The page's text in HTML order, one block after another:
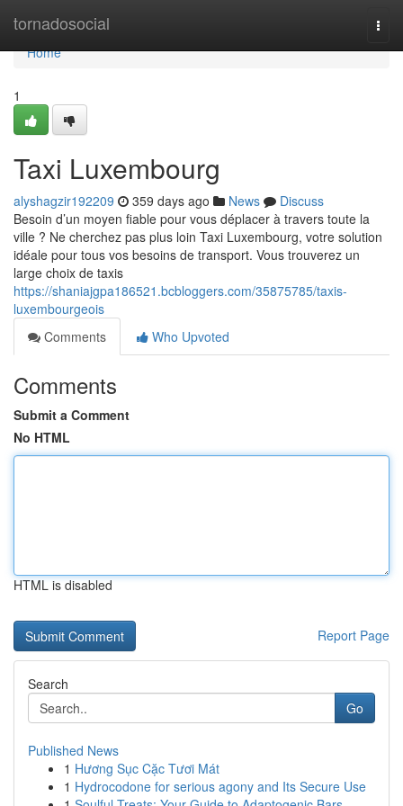
tornadosocial
Home
Home
1
Taxi Luxembourg
alyshagzir192209 359 days ago News
Discuss
Besoin d’un moyen fiable pour vous déplacer à travers toute la
ville ? Ne cherchez pas plus loin Taxi Luxembourg, votre solution
idéale pour tous vos besoins de transport. Vous trouverez un
large choix de taxis
https://shaniajgpa186521.bcbloggers.com/35875785/taxis-
luxembourgeois
Comments
Who Upvoted
Comments
Submit a Comment
No HTML
HTML is disabled
Report Page
Search
Go
Published News
1 Hương Sục Cặc Tươi Mát
1 Hydrocodone for serious agony and Its Secure Use